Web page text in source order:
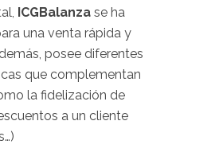
ICGBalanzase ha
una venta rápida y
posee diferentes
que complementan
la fidelización de
a un cliente